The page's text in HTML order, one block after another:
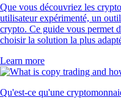
Que vous découvriez les
utilisateur expérimenté, un
crypto. Ce guide vous permet
choisir la solution la plus
Learn more
Qu'est-ce qu'une